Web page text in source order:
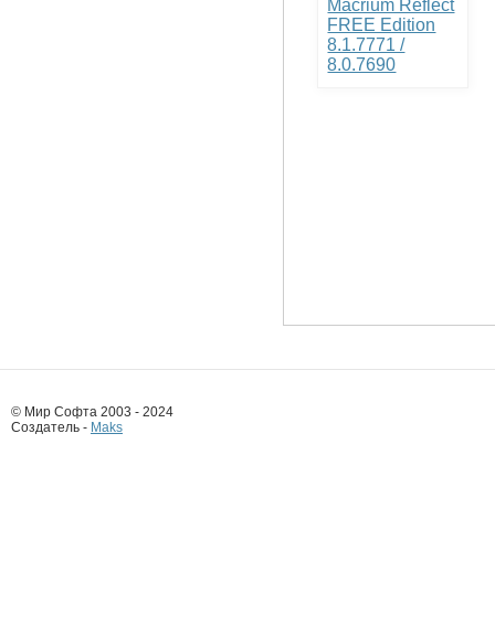
Macrium Reflect
FREE Edition
8.1.7771 /
8.0.7690
© Мир Софта 2003 - 2024
Создатель - Maks